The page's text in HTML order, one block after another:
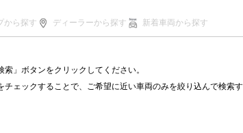
から探す ディーラーから探す 新着車両から探す
」ボタンをクリックしてください。
ェックすることで、ご希望に近い車両のみを絞り込んで検索す